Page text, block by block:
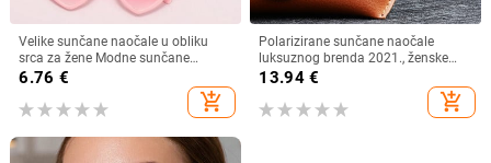
Velike sunčane naočale u obliku
srca za žene Modne sunčane
naočale s ljubavnim srcem UV400
6.76 €
add_shopping_cart
Polarizirane sunčane naočale
luksuznog brenda 2021., ženske
ženske elegantne sunčane naočale
za žene Ženske naočale za vožnju
Oculos De Sol
13.94€
add_shopping_cart